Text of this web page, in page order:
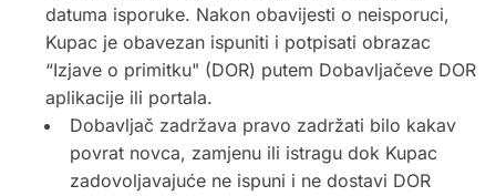
datuma isporuke. Nakon obavijesti o neisporuci,
Kupac je obavezan ispuniti i potpisati obrazac
“Izjave o primitku" (DOR) putem Dobavljačeve DOR
aplikacije ili portala.
Dobavljač zadržava pravo zadržati bilo kakav
povrat novca, zamjenu ili istragu dok Kupac
zadovoljavajuće ne ispuni i ne dostavi DOR